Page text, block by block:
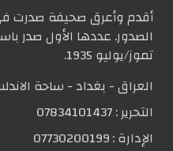
أقدم وأعرق صحيفة صدرت
تموز/يوليو 1935.
العراق - بغداد - ساحة
التحریر :07834101437
الإدارة :07730200199